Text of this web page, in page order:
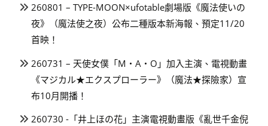
260801 – TYPE-MOON×ufotable劇場版《魔法使いの
夜》（魔法使之夜）公布二種版本新海報、預定11/20
首映！
260731 – 天使女僕「M・A・O」加入主演、電視動畫
《マジカル★エクスプローラー》（魔法★探險家）宣
布10月開播！
260730 -「井上ほの花」主演電視動畫版《亂世千金倪